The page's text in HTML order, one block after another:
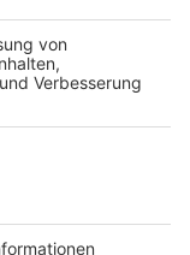
Erft
Köln bleibt
diskutiert